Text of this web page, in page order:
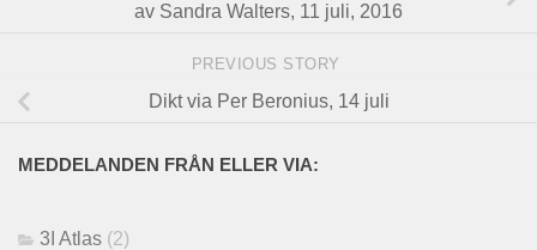
av Sandra Walters, 11 juli, 2016
PREVIOUS STORY
Dikt via Per Beronius, 14 juli
MEDDELANDEN FRÅN ELLER VIA:
3I Atlas (2)